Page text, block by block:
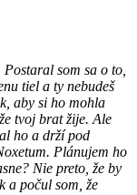
som sa o to,
tiel a ty nebudeš
aby si ho mohla
tvoj brat žije. Ale
ho a drží pod
Plánujem ho
Nie preto, že by
a počul som, že